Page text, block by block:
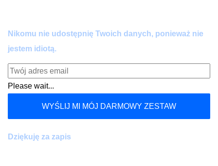
Nikomu nie udostępnię Twoich danych, ponieważ nie
jestem idiotą.
Please wait...
WYŚLIJ MI MÓJ DARMOWY ZESTAW
Dziękuję za zapis